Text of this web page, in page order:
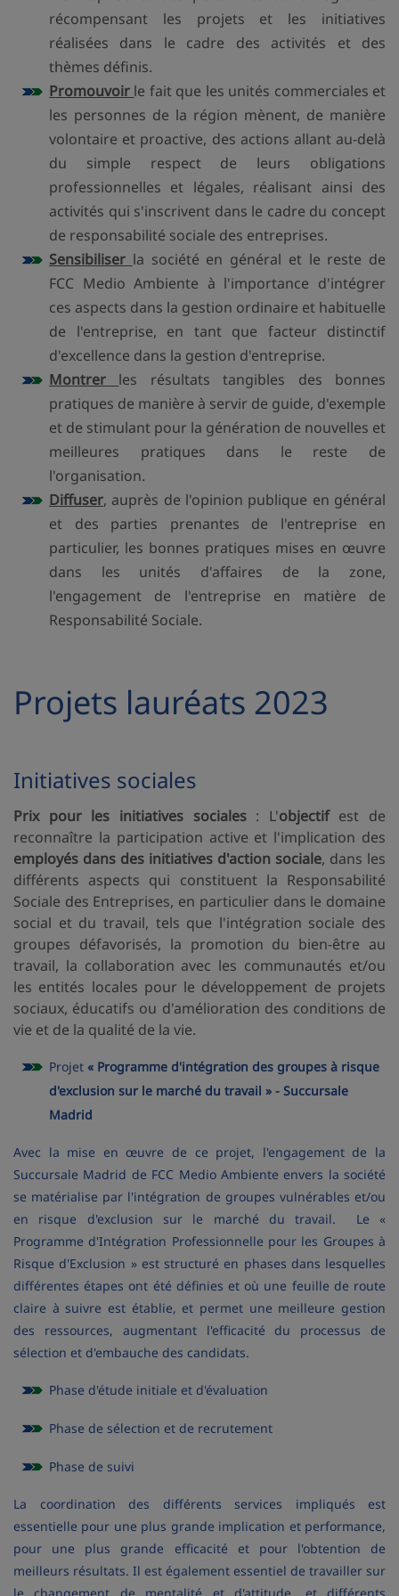
récompensant les projets et les initiatives
réalisées dans le cadre des activités et des
thèmes définis.
Promouvoir le fait que les unités commerciales et
les personnes de la région mènent, de manière
volontaire et proactive, des actions allant au-delà
du simple respect de leurs obligations
professionnelles et légales, réalisant ainsi des
activités qui s'inscrivent dans le cadre du concept
de responsabilité sociale des entreprises.
Sensibiliser la société en général et le reste de
FCC Medio Ambiente à l'importance d'intégrer
ces aspects dans la gestion ordinaire et habituelle
de l'entreprise, en tant que facteur distinctif
d'excellence dans la gestion d'entreprise.
Montrer les résultats tangibles des bonnes
pratiques de manière à servir de guide, d'exemple
et de stimulant pour la génération de nouvelles et
meilleures pratiques dans le reste de
l'organisation.
Diffuser, auprès de l'opinion publique en général
et des parties prenantes de l'entreprise en
particulier, les bonnes pratiques mises en œuvre
dans les unités d'affaires de la zone,
l'engagement de l'entreprise en matière de
Responsabilité Sociale.
Projets lauréats 2023
Initiatives sociales
Prix pour les initiatives sociales: L'objectifest de
reconnaître la participation active et l'implication des
employés dans des initiatives d'action sociale, dans les
différents aspects qui constituent la Responsabilité
Sociale des Entreprises, en particulier dans le domaine
social et du travail, tels que l'intégration sociale des
groupes défavorisés, la promotion du bien-être au
travail, la collaboration avec les communautés et/ou
les entités locales pour le développement de projets
sociaux, éducatifs ou d'amélioration des conditions de
vie et de la qualité de la vie.
Projet « Programme d'intégration des groupes à risque
d'exclusion sur le marché du travail » - Succursale
Madrid
Avec la mise en œuvre de ce projet, l'engagement de la
Succursale Madrid de FCC Medio Ambiente envers la société
se matérialise par l'intégration de groupes vulnérables et/ou
en risque d'exclusion sur le marché du travail. Le «
Programme d'Intégration Professionnelle pour les Groupes à
Risque d'Exclusion » est structuré en phases dans lesquelles
différentes étapes ont été définies et où une feuille de route
claire à suivre est établie, et permet une meilleure gestion
des ressources, augmentant l'efficacité du processus de
sélection et d'embauche des candidats.
Phase d'étude initiale et d'évaluation
Phase de sélection et de recrutement
Phase de suivi
La coordination des différents services impliqués est
essentielle pour une plus grande implication et performance,
pour une plus grande efficacité et pour l'obtention de
meilleurs résultats. Il est également essentiel de travailler sur